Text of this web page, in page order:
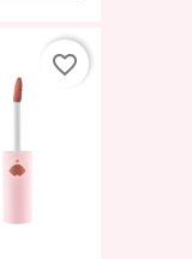
favorite_border